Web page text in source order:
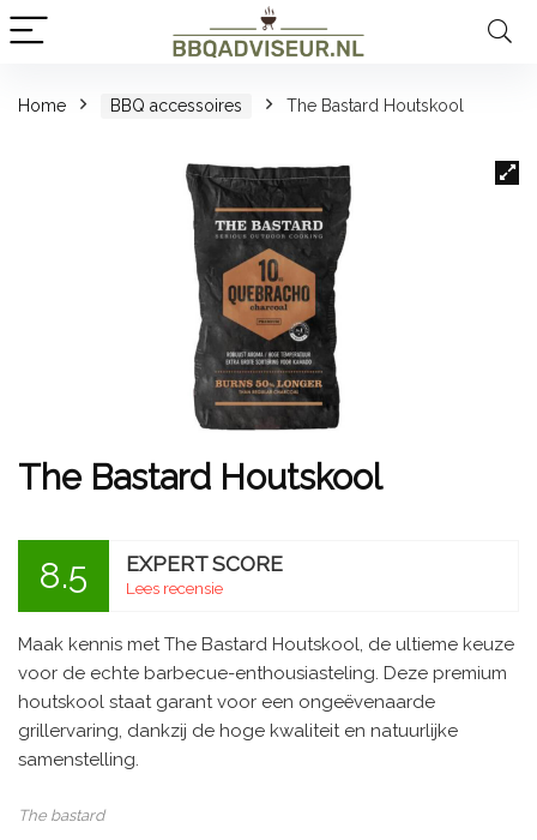
Home BBQ accessoires The Bastard Houtskool
The Bastard Houtskool
8.5 EXPERT SCORE
Lees recensie
Maak kennis met The Bastard Houtskool, de ultieme keuze
voor de echte barbecue-enthousiasteling. Deze premium
houtskool staat garant voor een ongeëvenaarde
grillervaring, dankzij de hoge kwaliteit en natuurlijke
samenstelling.
The bastard